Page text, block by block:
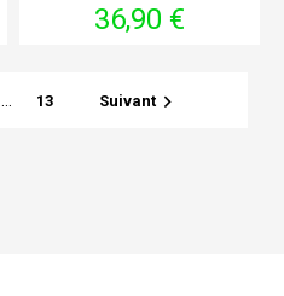
Prix
36,90 €
13 Suivant